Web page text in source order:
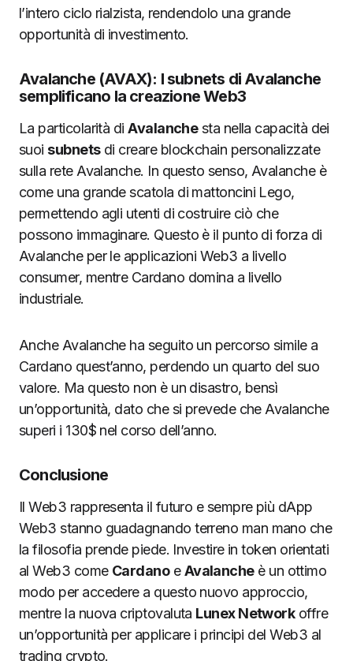
l’intero ciclo rialzista, rendendolo una grande
opportunità di investimento.
Avalanche (AVAX): I subnets di Avalanche
semplificano la creazione Web3
La particolarità diAvalanchesta nella capacità dei
suoi subnetsdi creare blockchain personalizzate
sulla rete Avalanche. In questo senso, Avalanche è
come una grande scatola di mattoncini Lego,
permettendo agli utenti di costruire ciò che
possono immaginare. Questo è il punto di forza di
Avalanche per le applicazioni Web3 a livello
consumer, mentre Cardano domina a livello
industriale.
Anche Avalanche ha seguito un percorso simile a
Cardano quest’anno, perdendo un quarto del suo
valore. Ma questo non è un disastro, bensì
un’opportunità, dato che si prevede che Avalanche
superi i 130$ nel corso dell’anno.
Conclusione
Il Web3 rappresenta il futuro e sempre più dApp
Web3 stanno guadagnando terreno man mano che
la filosofia prende piede. Investire in token orientati
al Web3 come CardanoeAvalancheè un ottimo
modo per accedere a questo nuovo approccio,
mentre la nuova criptovaluta Lunex Networkoffre
un’opportunità per applicare i principi del Web3 al
trading crypto.